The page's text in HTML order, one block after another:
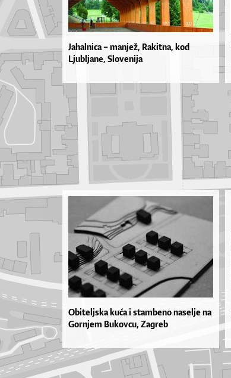
Jahalnica – manjež, Rakitna, kod
Ljubljane, Slovenija
Obiteljska kuća i stambeno naselje na
Gornjem Bukovcu, Zagreb